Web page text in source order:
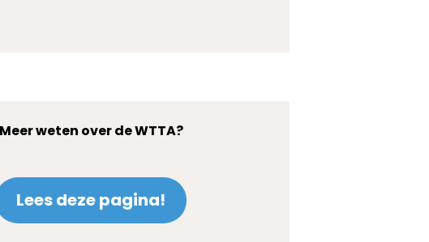
Meer weten over de WTTA?
Lees deze pagina!